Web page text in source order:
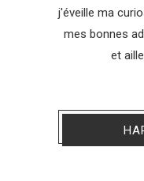
j'éveille ma
mes bonnes
et